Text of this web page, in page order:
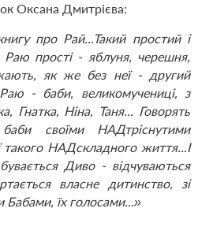
Оксана Дмитрієва:
про Рай...Такий простий і
Раю прості - яблуня, черешня,
як же без неї - другий
- баби, великомучениці, з
Гнатка, Ніна, Таня... Говорять
своїми НАДтріснутими
такого НАДскладного життя...І
Диво - відчуваються
власне дитинство, зі
Бабами, їх голосами...»